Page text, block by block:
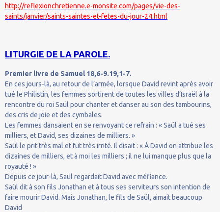
http://reflexionchretienne.e-monsite.com/pages/vie-des-
saints/janvier/saints-saintes-et-fetes-du-jour-24.html
LITURGIE DE LA PAROLE.
Premier livre de Samuel 18,6-9.19,1-7.
En ces jours-là, au retour de l’armée, lorsque David revint après avoir
tué le Philistin, les femmes sortirent de toutes les villes d’Israël à la
rencontre du roi Saül pour chanter et danser au son des tambourins,
des cris de joie et des cymbales.
Les femmes dansaient en se renvoyant ce refrain : « Saül a tué ses
milliers, et David, ses dizaines de milliers. »
Saül le prit très mal et fut très irrité. Il disait : « À David on attribue les
dizaines de milliers, et à moi les milliers ; il ne lui manque plus que la
royauté ! »
Depuis ce jour-là, Saül regardait David avec méfiance.
Saül dit à son fils Jonathan et à tous ses serviteurs son intention de
faire mourir David. Mais Jonathan, le fils de Saül, aimait beaucoup
David